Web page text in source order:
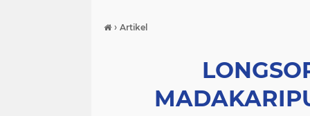
› Artikel